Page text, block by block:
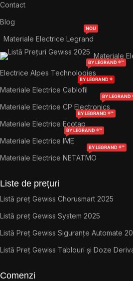
Contact
Blog
Materiale Electrice Legrand
NOU
Materiale
Electrice Alpes Technologies
BY LEGRAND ®™
Materiale Electrice Cablofil
BY LEGRAND ®
Materiale Electrice CP Electronics
BY LEGRAND
Materiale Electrice Ecotap
BY LEGRAND ®™
Materiale Electrice IME
BY LEGRAND ®™
Materiale Electrice NETATMO
BY LEGRAND ®™
Liste de prețuri
Listă preț Gewiss Chorusmart 2025
Listă preț Gewiss System 2025
Listă Preț Gewiss Siguranțe Automate
Listă Preț Gewiss Tablouri și Doze
Comenzi